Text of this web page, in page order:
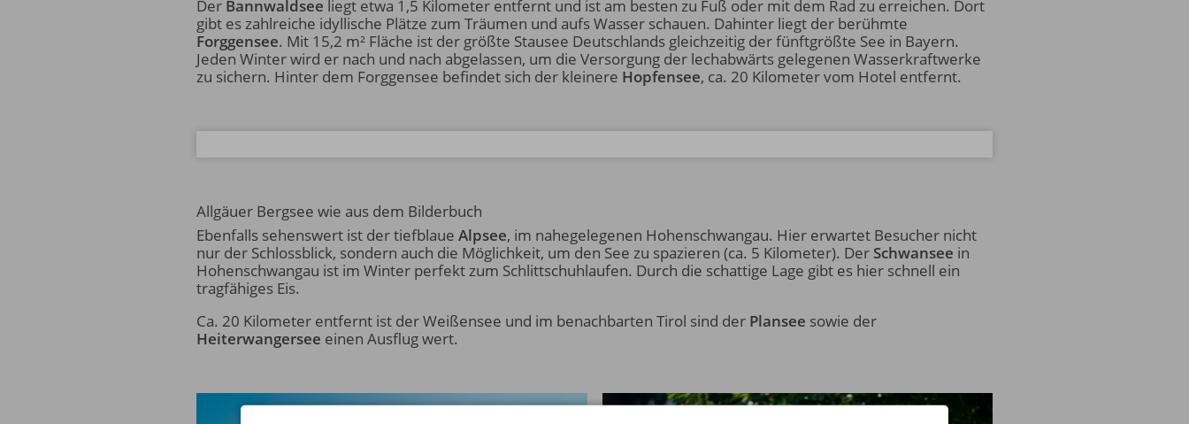
Der Bannwaldsee liegt etwa 1,5 Kilometer entfernt und ist am besten zu Fuß oder mit dem Rad zu erreichen. Dort
gibt es zahlreiche idyllische Plätze zum Träumen und aufs Wasser schauen. Dahinter liegt der berühmte
Forggensee. Mit 15,2 m² Fläche ist der größte Stausee Deutschlands gleichzeitig der fünftgrößte See in Bayern.
Jeden Winter wird er nach und nach abgelassen, um die Versorgung der lechabwärts gelegenen Wasserkraftwerke
zu sichern. Hinter dem Forggensee befindet sich der kleinere Hopfensee, ca. 20 Kilometer vom Hotel entfernt.
Allgäuer Bergsee wie aus dem Bilderbuch
Ebenfalls sehenswert ist der tiefblaue Alpsee, im nahegelegenen Hohenschwangau. Hier erwartet Besucher nicht
nur der Schlossblick, sondern auch die Möglichkeit, um den See zu spazieren (ca. 5 Kilometer). Der Schwansee in
Hohenschwangau ist im Winter perfekt zum Schlittschuhlaufen. Durch die schattige Lage gibt es hier schnell ein
tragfähiges Eis.
Ca. 20 Kilometer entfernt ist der Weißensee und im benachbarten Tirol sind der Plansee sowie der
Heiterwangersee einen Ausflug wert.